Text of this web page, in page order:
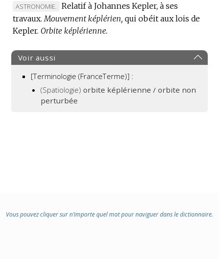
MARQUE
DE
DOMAINE
ASTRONOMIE.
Relatif à Johannes Kepler, à ses
travaux. Mouvement képlérien, qui obéit aux lois de
Kepler. Orbite képlérienne.
Voir aussi
[Terminologie (FranceTerme)] :
(Spatiologie)orbite képlérienne / orbite non
perturbée
Vous pouvez cliquer sur n’importe quel mot pour naviguer dans le dictionnaire.